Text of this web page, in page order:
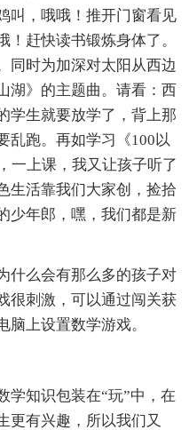
叫，哦哦！推开门窗看见
赶快读书锻炼身体了。
同时为加深对太阳从西边
湖》的主题曲。请看：西
学生就要放学了，背上那
乱跑。再如学习《100以
一上课，我又让孩子听了
生活靠我们大家创，捡拾
少年郎，嘿，我们都是新
什么会有那么多的孩子对
很刺激，可以通过闯关获
上设置数学游戏。
学知识包装在“玩”中，在
更有兴趣，所以我们又